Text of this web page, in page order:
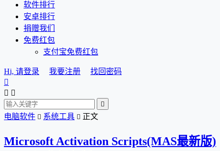
软件排行
安卓排行
捐赠我们
免费红包
支付宝免费红包
Hi, 请登录 我要注册
找回密码

 

电脑软件  系统工具  正文
Microsoft Activation Scripts(MAS最新版)